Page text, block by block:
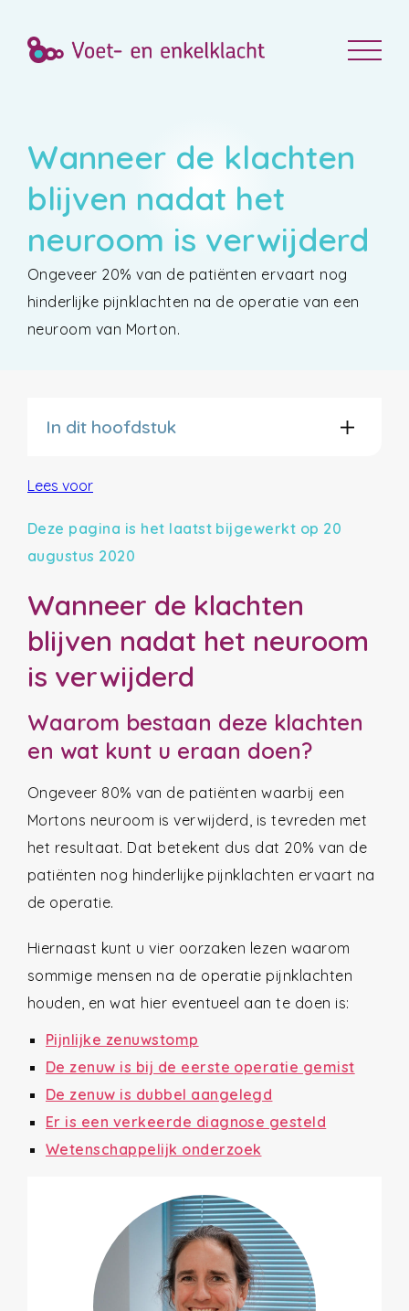
Wanneer de klachten
blijven nadat het
neuroom is verwijderd
Ongeveer 20% van de patiënten ervaart nog
hinderlijke pijnklachten na de operatie van een
neuroom van Morton.
In dit hoofdstuk
Lees voor
Deze pagina is het laatst bijgewerkt op 20
augustus 2020
Wanneer de klachten
blijven nadat het neuroom
is verwijderd
Waarom bestaan deze klachten
en wat kunt u eraan doen?
Ongeveer 80% van de patiënten waarbij een
Mortons neuroom is verwijderd, is tevreden met
het resultaat. Dat betekent dus dat 20% van de
patiënten nog hinderlijke pijnklachten ervaart na
de operatie.
Hiernaast kunt u vier oorzaken lezen waarom
sommige mensen na de operatie pijnklachten
houden, en wat hier eventueel aan te doen is:
Pijnlijke zenuwstomp
De zenuw is bij de eerste operatie gemist
De zenuw is dubbel aangelegd
Er is een verkeerde diagnose gesteld
Wetenschappelijk onderzoek